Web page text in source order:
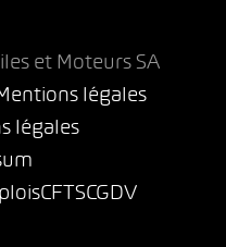
et Moteurs SA
légales
légales
CFTSCGDV